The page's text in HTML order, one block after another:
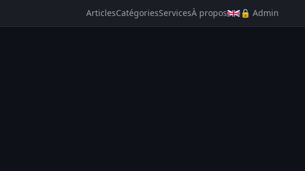
ArticlesCatégoriesServicesÀ propos 🔒 Admin